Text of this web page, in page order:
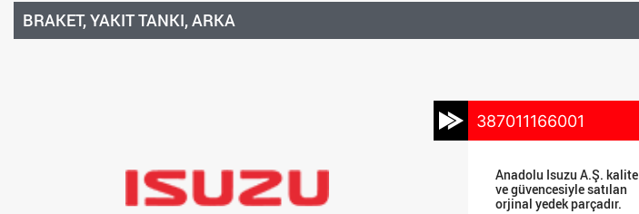
BRAKET, YAKIT TANKI, ARKA
387011166001
Anadolu Isuzu A.Ş. kalite
ve güvencesiyle satılan
orjinal yedek parçadır.